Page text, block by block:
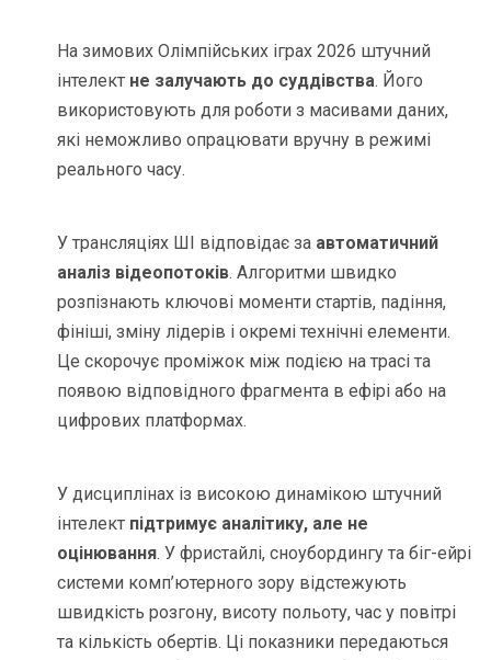
На зимових Олімпійських іграх 2026 штучний
інтелект не залучають до суддівства. Його
використовують для роботи з масивами даних,
які неможливо опрацювати вручну в режимі
реального часу.
У трансляціях ШІ відповідає за автоматичний
аналіз відеопотоків. Алгоритми швидко
розпізнають ключові моменти стартів, падіння,
фініші, зміну лідерів і окремі технічні елементи.
Це скорочує проміжок між подією на трасі та
появою відповідного фрагмента в ефірі або на
цифрових платформах.
У дисциплінах із високою динамікою штучний
інтелект підтримує аналітику, але не
оцінювання. У фристайлі, сноубордингу та біг-ейрі
системи комп’ютерного зору відстежують
швидкість розгону, висоту польоту, час у повітрі
та кількість обертів. Ці показники передаються